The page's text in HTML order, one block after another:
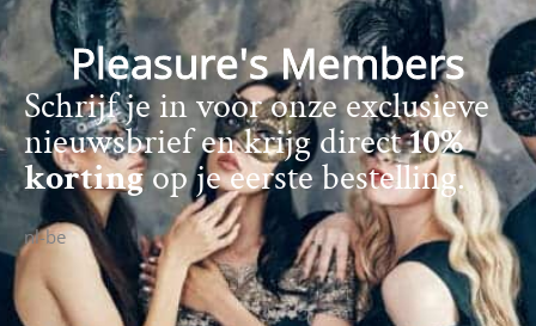
Pleasure's Members
Schrijf je in voor onze exclusieve
nieuwsbrief en krijg direct10%
kortingop je eerste bestelling.
nl-be